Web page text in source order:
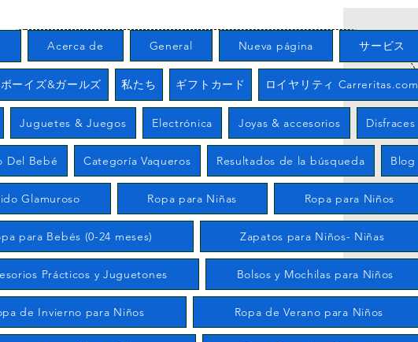
Acerca de General Nueva página サービス
ーイズ&ガールズ 私たち ギフトカード ロイヤリティ Carreritas.com
Juguetes & Juegos Electrónica Joyas & accesorios Disfraces
Del Bebé Categoría Vaqueros Resultados de la búsqueda Blog
Glamuroso Ropa para Niñas Ropa para Niños
para Bebés (0-24 meses) Zapatos para Niños- Niñas
Prácticos y Juguetones Bolsos y Mochilas para Niños
de Invierno para Niños Ropa de Verano para Niños